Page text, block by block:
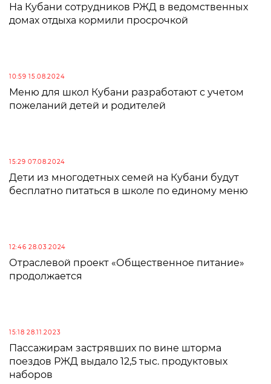
На Кубани сотрудников РЖД в ведомственных
домах отдыха кормили просрочкой
10:59 15.08.2024
Меню для школ Кубани разработают с учетом
пожеланий детей и родителей
15:29 07.08.2024
Дети из многодетных семей на Кубани будут
бесплатно питаться в школе по единому меню
12:46 28.03.2024
Отраслевой проект «Общественное питание»
продолжается
15:18 28.11.2023
Пассажирам застрявших по вине шторма
поездов РЖД выдало 12,5 тыс. продуктовых
наборов